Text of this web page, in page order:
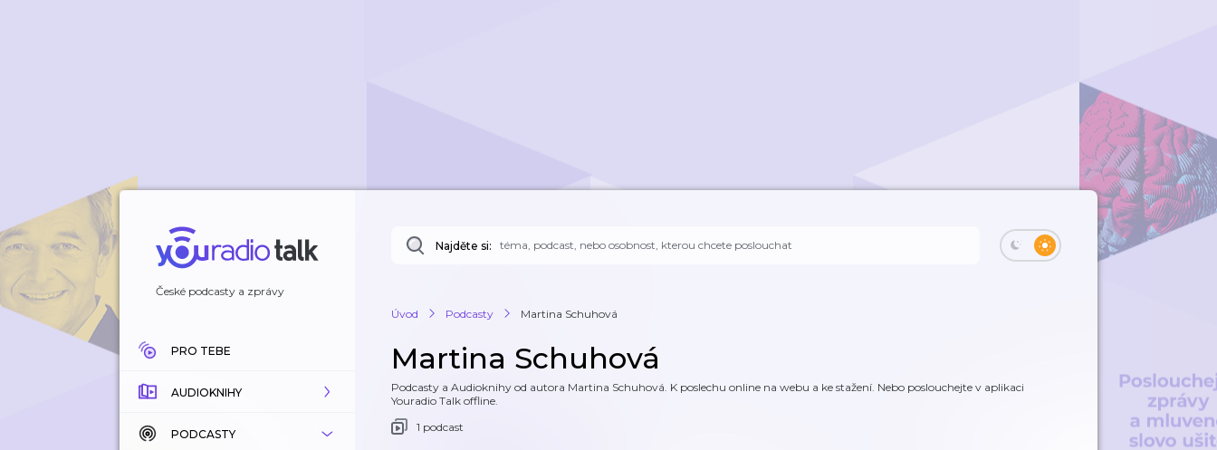
České podcasty a zprávy
PRO TEBE
AUDIOKNIHY
KATALOG
PODCASTY
Najděte si:
Úvod Podcasty Martina Schuhová
Martina Schuhová
Podcasty a Audioknihy od autora Martina Schuhová. K poslechu online na webu a ke stažení. Nebo poslouchejte v aplikaci
Youradio Talk offline.
1 podcast